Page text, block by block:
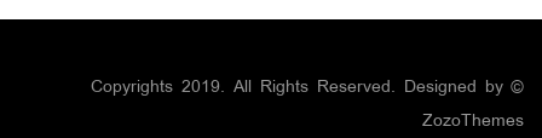
© Copyrights 2019. All Rights Reserved. Designed by
ZozoThemes